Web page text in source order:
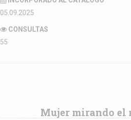
05.09.2025
CONSULTAS
55
Mujer mirando el